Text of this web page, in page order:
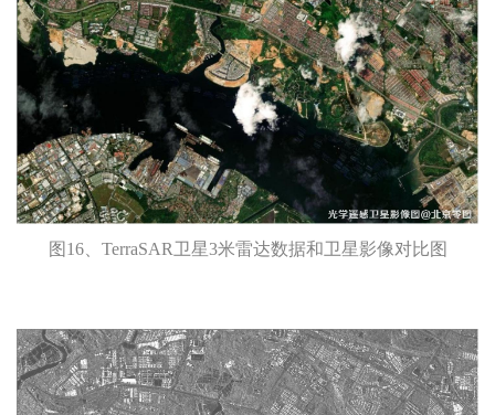
图16、TerraSAR卫星3米雷达数据和卫星影像对比图